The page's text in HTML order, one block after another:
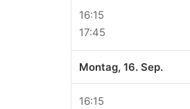
16:15
17:45
Montag, 16. Sep.
16:15